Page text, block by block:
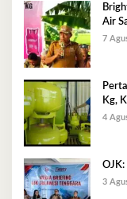
Air
Kg
7
Kg,
4
OJK:
3